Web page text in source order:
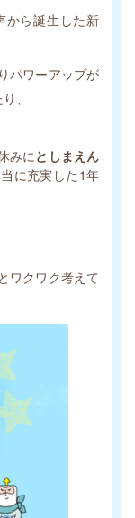
から誕生した新
パワーアップが
、
みにとしまえん
に充実した1年
ワクワク考えて